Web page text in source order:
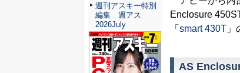
Enclosure
「 smart 430T
AS
週刊アスキー特別
編集 週アス
2026July